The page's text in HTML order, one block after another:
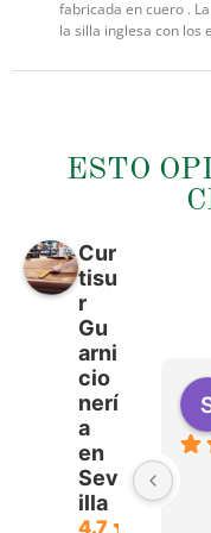
fabricada en cuero .
la silla inglesa con los
ESTO
Cur
tisu
r
Gu
arni
cio
nerí
a
en
Sev
illa
4.7